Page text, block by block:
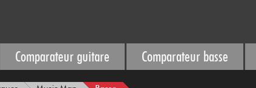
Comparateur guitare Comparateur basse